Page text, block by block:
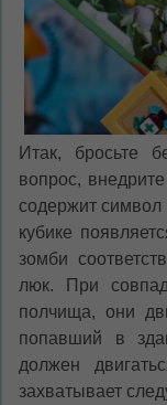
Итак, бросьте
вопрос,
содержит символ
кубике
зомби
люк. При
полчища, они
попавший в
должен
захватывает